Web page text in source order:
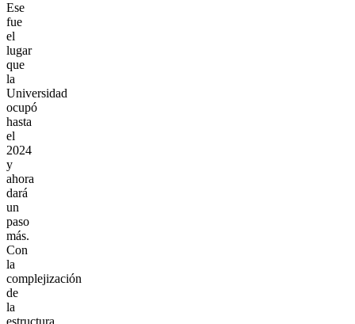
Ese
fue
el
lugar
que
la
Universidad
ocupó
hasta
el
2024
y
ahora
dará
un
paso
más.
Con
la
complejización
de
la